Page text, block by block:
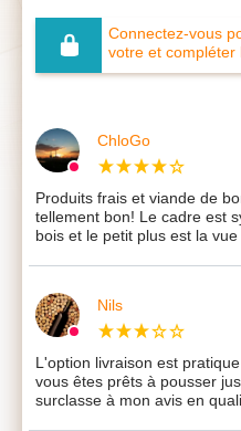
Connectez-vous
votre et compléter
ChloGo
Produits frais et viande de
tellement bon! Le cadre est
bois et le petit plus est la
Nils
L'option livraison est
vous êtes prêts à pousser
surclasse à mon avis en